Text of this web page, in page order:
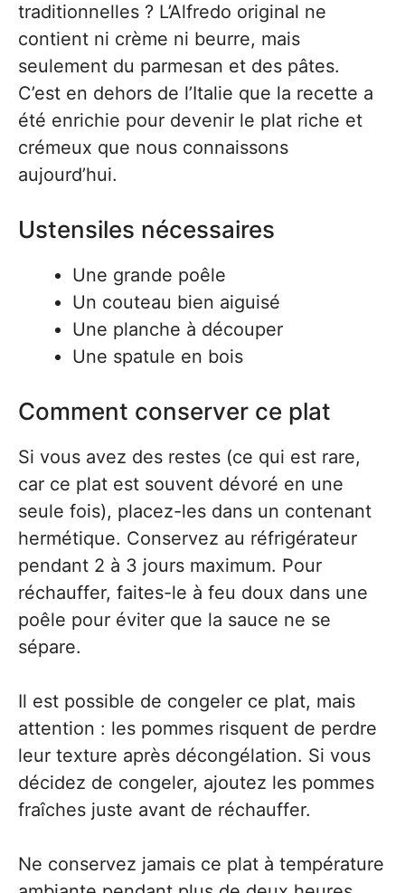
traditionnelles ? L’Alfredo original ne
contient ni crème ni beurre, mais
seulement du parmesan et des pâtes.
C’est en dehors de l’Italie que la recette a
été enrichie pour devenir le plat riche et
crémeux que nous connaissons
aujourd’hui.
Ustensiles nécessaires
Une grande poêle
Un couteau bien aiguisé
Une planche à découper
Une spatule en bois
Comment conserver ce plat
Si vous avez des restes (ce qui est rare,
car ce plat est souvent dévoré en une
seule fois), placez-les dans un contenant
hermétique. Conservez au réfrigérateur
pendant 2 à 3 jours maximum. Pour
réchauffer, faites-le à feu doux dans une
poêle pour éviter que la sauce ne se
sépare.
Il est possible de congeler ce plat, mais
attention : les pommes risquent de perdre
leur texture après décongélation. Si vous
décidez de congeler, ajoutez les pommes
fraîches juste avant de réchauffer.
Ne conservez jamais ce plat à température